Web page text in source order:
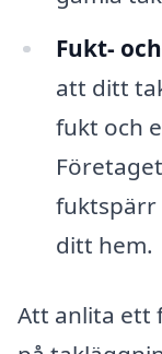
Fukt-
att ditt
fukt och
fuktspärr
ditt hem.
Att anlita ett